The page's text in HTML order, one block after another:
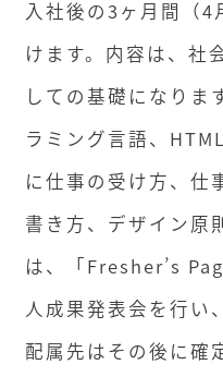
入社後の3ヶ月間（4
けます。内容は、社
しての基礎になりま
ラミング言語、
に仕事の受け方、仕
書き方、デザイン原
は、「Fresher’s
人成果発表会を行い
配属先はその後に確